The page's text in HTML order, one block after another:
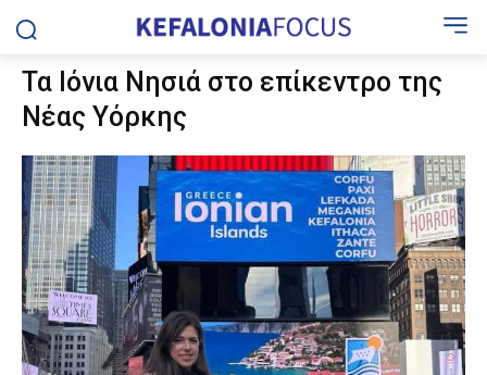
Τα Ιόνια Νησιά στο επίκεντρο της
Νέας Υόρκης